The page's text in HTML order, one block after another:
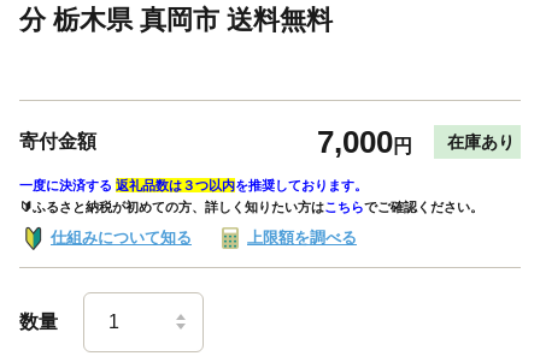
分 栃木県 真岡市 送料無料
寄付金額 7,000円 在庫あり
一度に決済する 返礼品数は３つ以内を推奨しております。
🔰ふるさと納税が初めての方、詳しく知りたい方はこちらでご確認ください。
仕組みについて知る 上限額を調べる
数量